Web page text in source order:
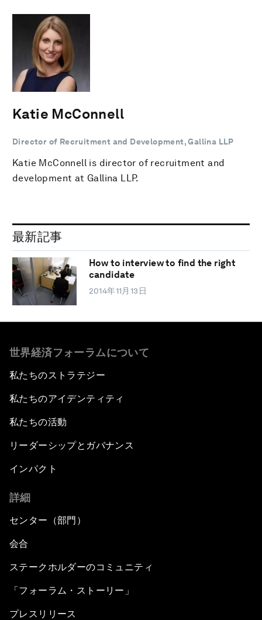
Katie McConnell
Director of Recruitment and Development, Gallina LLP
Katie McConnell is director of recruitment and
development at Gallina LLP.
最新記事
How to interview to find the right
candidate
2014年11月13日
世界経済フォーラムについて
私たちのストラテジー
私たちのアイデンティティ
私たちの活動
リーダーシップとガバナンス
インパクト
詳細
センター（部門）
会合
ステークホルダーのコミュニティ
「フォーラム・ストーリー」
プレスリリース